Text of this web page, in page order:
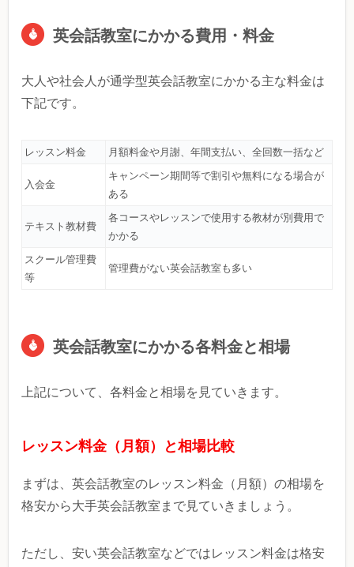
英会話教室にかかる費用・料金
大人や社会人が通学型英会話教室にかかる主な料金は
下記です。
レッスン料金 月額料金や月謝、年間支払い、全回数一括など
入会金
キャンペーン期間等で割引や無料になる場合が
ある
テキスト教材費
各コースやレッスンで使用する教材が別費用で
かかる
スクール管理費
等
管理費がない英会話教室も多い
英会話教室にかかる各料金と相場
上記について、各料金と相場を見ていきます。
レッスン料金（月額）と相場比較
まずは、英会話教室のレッスン料金（月額）の相場を
格安から大手英会話教室まで見ていきましょう。
ただし、安い英会話教室などではレッスン料金は格安